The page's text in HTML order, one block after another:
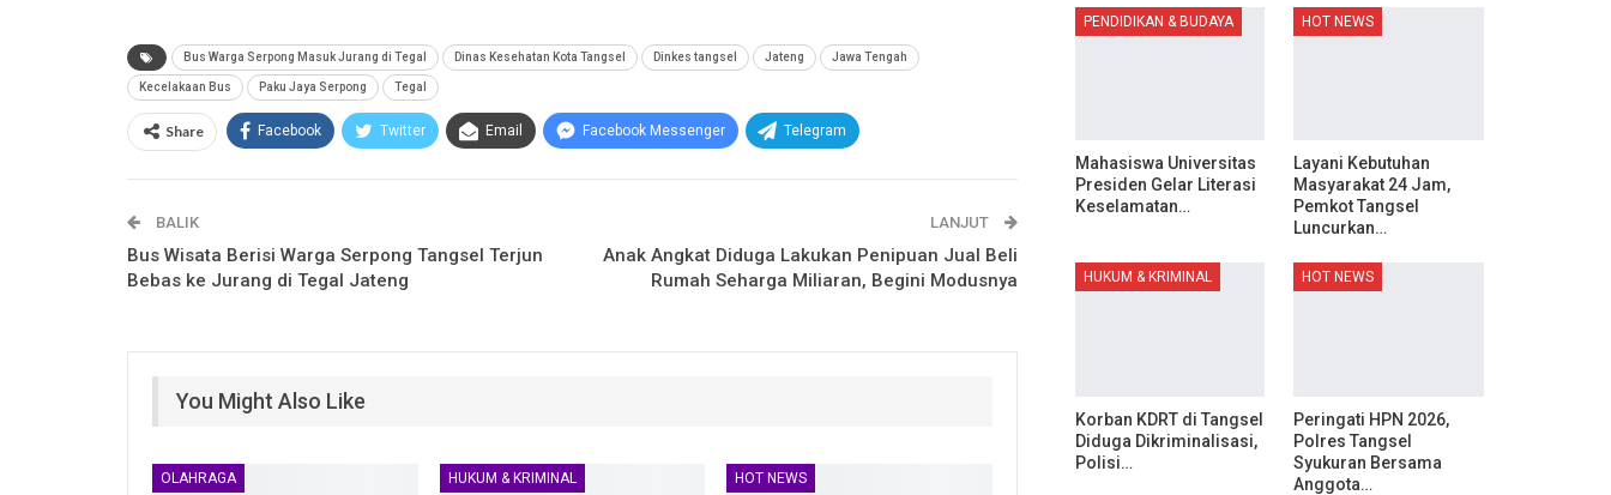
Bus Warga Serpong Masuk Jurang di Tegal Dinas Kesehatan Kota Tangsel Dinkes tangsel Jateng Jawa Tengah
Kecelakaan Bus Paku Jaya Serpong Tegal
Share Facebook Twitter Email Facebook Messenger Telegram
BALIK
Bus Wisata Berisi Warga Serpong Tangsel Terjun
Bebas ke Jurang di Tegal Jateng
LANJUT
Anak Angkat Diduga Lakukan Penipuan Jual Beli
Rumah Seharga Miliaran, Begini Modusnya
You Might Also Like
OLAHRAGA HUKUM & KRIMINAL HOT NEWS
PENDIDIKAN & BUDAYA
Mahasiswa Universitas
Presiden Gelar Literasi
Keselamatan…
HOT NEWS
Layani Kebutuhan
Masyarakat 24 Jam,
Pemkot Tangsel
Luncurkan…
HUKUM & KRIMINAL
Korban KDRT di Tangsel
Diduga Dikriminalisasi,
Polisi…
HOT NEWS
Peringati HPN 2026,
Polres Tangsel
Syukuran Bersama
Anggota…